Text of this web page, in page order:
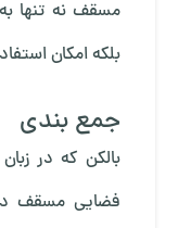
مسقف نه تنها
بلکه امکان
جمع بندی
بالکن که در
فضایی مسقف